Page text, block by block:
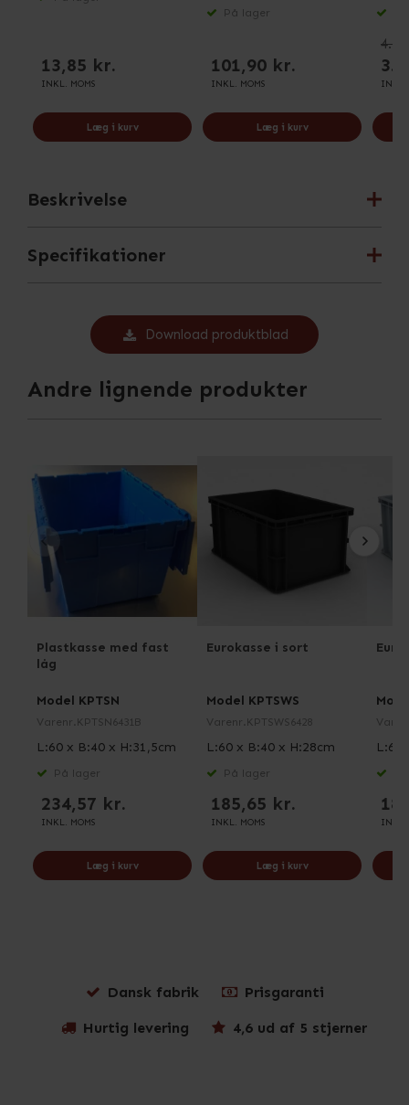
13,85 kr.
INKL. MOMS
Læg i kurv
På lager
101,90 kr.
INKL. MOMS
Læg i kurv
INKL.
Beskrivelse
Specifikationer
Download produktblad
Andre lignende produkter
Plastkasse med fast
låg
Model KPTSN
Varenr. KPTSN6431B
L:60 x B:40 x H:31,5cm
På lager
234,57 kr.
INKL. MOMS
Læg i kurv
Eurokasse i sort
Model KPTSWS
Varenr. KPTSWS6428
L:60 x B:40 x H:28cm
På lager
185,65 kr.
INKL. MOMS
Læg i kurv
L:60
INKL.
Dansk fabrik Prisgaranti
Hurtig levering 4,6 ud af 5 stjerner